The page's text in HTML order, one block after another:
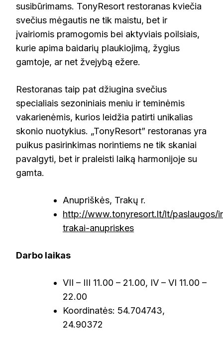
susibūrimams. TonyResort restoranas kviečia
svečius mėgautis ne tik maistu, bet ir
įvairiomis pramogomis bei aktyviais poilsiais,
kurie apima baidarių plaukiojimą, žygius
gamtoje, ar net žvejybą ežere.
Restoranas taip pat džiugina svečius
specialiais sezoniniais meniu ir teminėmis
vakarienėmis, kurios leidžia patirti unikalias
skonio nuotykius. „TonyResort” restoranas yra
puikus pasirinkimas norintiems ne tik skaniai
pavalgyti, bet ir praleisti laiką harmonijoje su
gamta.
Anupriškės, Trakų r.
http://www.tonyresort.lt/lt/paslaugos/
trakai-anupriskes
Darbo laikas
VII – III 11.00 – 21.00, IV – VI 11.00 –
22.00
Koordinatės: 54.704743,
24.90372